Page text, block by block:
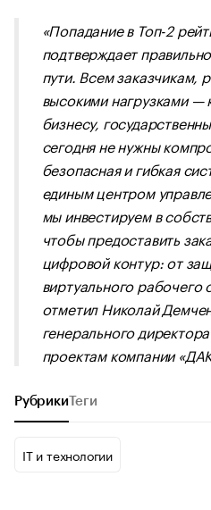
«Попадание в Топ-2
подтверждает
пути. Всем заказчикам,
высокими нагрузками —
бизнесу,
сегодня не нужны
безопасная и гибкая
единым центром
мы инвестируем в
чтобы предоставить
цифровой контур: от
виртуального рабочего
отметил Николай
генерального
проектам компании
Рубрики Теги
IT и технологии